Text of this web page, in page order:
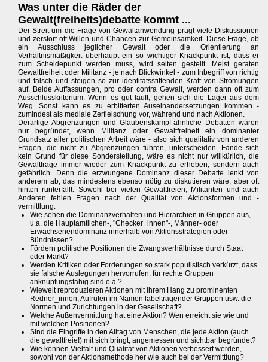
Was unter die Räder der
Gewalt(freiheits)debatte kommt ...
Der Streit um die Frage von Gewaltanwendung prägt viele Diskussionen
und zerstört oft Willen und Chancen zur Gemeinsamkeit. Diese Frage, ob
ein Ausschluss jeglicher Gewalt oder die Orientierung an
Verhältnismäßigkeit überhaupt ein so wichtiger Knackpunkt ist, dass er
zum Scheidepunkt werden muss, wird selten gestellt. Meist geraten
Gewaltfreiheit oder Militanz - je nach Blickwinkel - zum Inbegriff von richtig
und falsch und steigen so zur identitätsstiftenden Kraft von Strömungen
auf. Beide Auffassungen, pro oder contra Gewalt, werden dann oft zum
Ausschlusskriterium. Wenn es gut läuft, gehen sich die Lager aus dem
Weg. Sonst kann es zu erbitterten Auseinandersetzungen kommen -
zumindest als mediale Zerfleischung vor, während und nach Aktionen.
Derartige Abgrenzungen und Glaubenskampf-ähnliche Debatten wären
nur begründet, wenn Militanz oder Gewaltfreiheit ein dominanter
Grundsatz aller politischen Arbeit wäre - also sich qualitativ von anderen
Fragen, die nicht zu Abgrenzungen führen, unterscheiden. Fände sich
kein Grund für diese Sonderstellung, wäre es nicht nur willkürlich, die
Gewaltfrage immer wieder zum Knackpunkt zu erheben, sondern auch
gefährlich. Denn die erzwungene Dominanz dieser Debatte lenkt von
anderem ab, das mindestens ebenso nötig zu diskutieren wäre, aber oft
hinten runterfällt. Sowohl bei vielen Gewaltfreien, Militanten und auch
Anderen fehlen Fragen nach der Qualität von Aktionsformen und -
vermittlung.
Wie sehen die Dominanzverhalten und Hierarchien in Gruppen aus,
u.a. die Hauptamtlichen-, "Checker_innen"-, Männer- oder
Erwachsenendominanz innerhalb von Aktionsstrategien oder
Bündnissen?
Fördern politische Positionen die Zwangsverhältnisse durch Staat
oder Markt?
Werden Kritiken oder Forderungen so stark populistisch verkürzt, dass
sie falsche Auslegungen hervorrufen, für rechte Gruppen
anknüpfungsfähig sind o.ä.?
Wieweit reproduzieren Aktionen mit ihrem Hang zu prominenten
Redner_innen, Aufrufen im Namen labeltragender Gruppen usw. die
Normen und Zurichtungen in der Gesellschaft?
Welche Außenvermittlung hat eine Aktion? Wen erreicht sie wie und
mit welchen Positionen?
Sind die Eingriffe in den Alltag von Menschen, die jede Aktion (auch
die gewaltfreie!) mit sich bringt, angemessen und sichtbar begründet?
Wie können Vielfalt und Qualität von Aktionen verbessert werden,
sowohl von der Aktionsmethode her wie auch bei der Vermittlung?